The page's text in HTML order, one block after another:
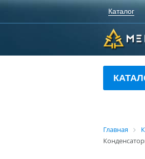
Каталог
Главная